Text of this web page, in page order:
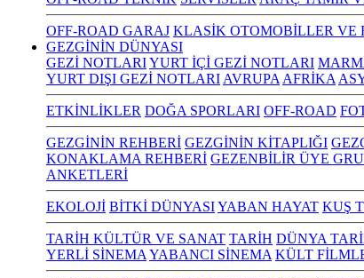
OFF-ROAD GARAJ KLASİK OTOMOBİLLER VE
GEZGİNİN DÜNYASI
GEZİ NOTLARIYURT İÇİ GEZİ NOTLARI
YURT DIŞI GEZİ NOTLARI AVRUPA AFRİKA
ETKİNLİKLER DOĞA SPORLARI OFF-ROAD
GEZGİNİN REHBERİ GEZGİNİN KİTAPLIĞI
KONAKLAMA REHBERİ GEZENBİLİR ÜYE
ANKETLERİ
EKOLOJİ BİTKİ DÜNYASIYABAN HAYAT KUŞ
TARİH KÜLTÜR VE SANAT TARİH DÜNYA
YERLİ SİNEMA YABANCI SİNEMA KÜLT